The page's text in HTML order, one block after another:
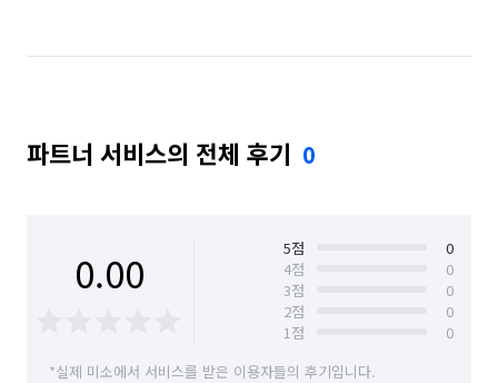
파트너 서비스의 전체 후기 0
0.00 5점
0
4점
0
3점
0
2점
0
1점
0
*실제 미소에서 서비스를 받은 이용자들의 후기입니다.